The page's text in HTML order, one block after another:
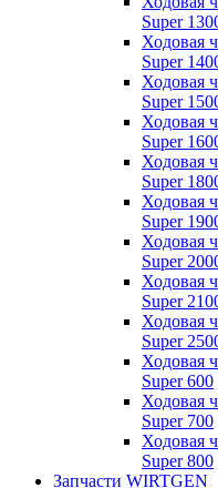
Super
Ходовая
Super
Ходовая
Super
Ходовая
Super
Ходовая
Super
Ходовая
Super
Ходовая
Super
Ходовая
Super
Ходовая
Super
Ходовая
Super 600
Ходовая
Super 700
Ходовая
Super 800
Запчасти WIRTGEN